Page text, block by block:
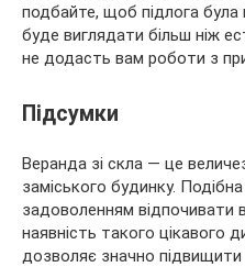
подбайте, щоб підлога
буде виглядати більш ніж
не додасть вам роботи з
Підсумки
Веранда зі скла — це
заміського будинку.
задоволенням
наявність такого цікавого
дозволяє значно підвищити